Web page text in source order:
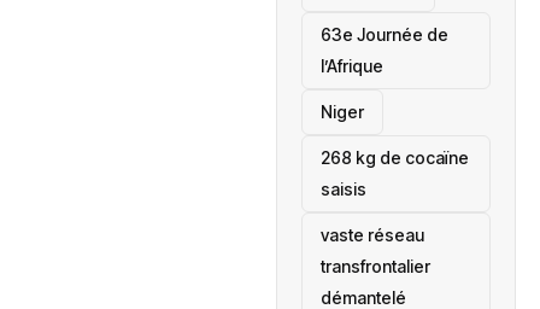
63e Journée de
l’Afrique
‎Niger
268 kg de cocaïne
saisis
vaste réseau
transfrontalier
démantelé